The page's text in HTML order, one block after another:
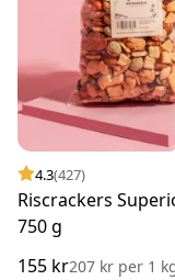
4.3(427)
Riscrackers
750 g
155 kr207 kr per 1